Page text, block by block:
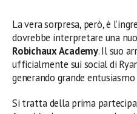
La vera sorpresa, però, è
dovrebbe interpretare una
Robichaux Academy. Il suo
ufficialmente sui social di
generando grande
Si tratta della prima